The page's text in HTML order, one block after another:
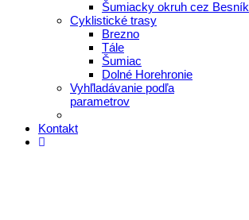
Šumiacky okruh cez Besník
Cyklistické trasy
Brezno
Tále
Šumiac
Dolné Horehronie
Vyhľladávanie podľa
parametrov
Kontakt